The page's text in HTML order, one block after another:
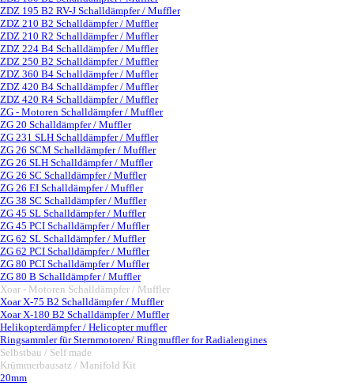
ZDZ 195 B2 RV-J Schalldämpfer / Muffler
ZDZ 210 B2 Schalldämpfer / Muffler
ZDZ 210 R2 Schalldämpfer / Muffler
ZDZ 224 B4 Schalldämpfer / Muffler
ZDZ 250 B2 Schalldämpfer / Muffler
ZDZ 360 B4 Schalldämpfer / Muffler
ZDZ 420 B4 Schalldämpfer / Muffler
ZDZ 420 R4 Schalldämpfer / Muffler
ZG - Motoren Schalldämpfer / Muffler▼
ZG 20 Schalldämpfer / Muffler
ZG 231 SLH Schalldämpfer / Muffler
ZG 26 SCM Schalldämpfer / Muffler
ZG 26 SLH Schalldämpfer / Muffler
ZG 26 SC Schalldämpfer / Muffler
ZG 26 EI Schalldämpfer / Muffler
ZG 38 SC Schalldämpfer / Muffler
ZG 45 SL Schalldämpfer / Muffler
ZG 45 PCI Schalldämpfer / Muffler
ZG 62 SL Schalldämpfer / Muffler
ZG 62 PCI Schalldämpfer / Muffler
ZG 80 PCI Schalldämpfer / Muffler
ZG 80 B Schalldämpfer / Muffler
Xoar - Motoren Schalldämpfer / Muffler
Xoar X-75 B2 Schalldämpfer / Muffler
Xoar X-180 B2 Schalldämpfer / Muffler
Helikopterdämpfer / Helicopter muffler
Ringsammler für Sternmotoren/ Ringmuffler for Radialengines
Selbstbau / Self made
Krümmerbausatz / Manifold Kit
20mm